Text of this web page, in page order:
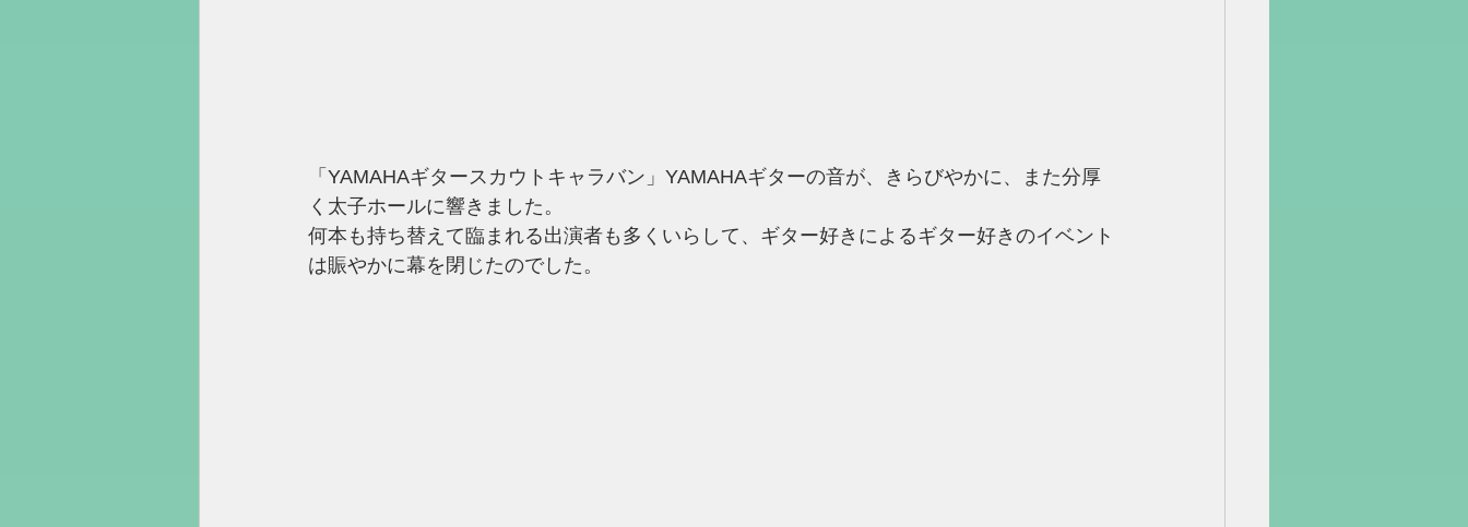
「YAMAHAギタースカウトキャラバン」YAMAHAギターの音が、きらびやかに、また分厚
く太子ホールに響きました。
何本も持ち替えて臨まれる出演者も多くいらして、ギター好きによるギター好きのイベント
は賑やかに幕を閉じたのでした。